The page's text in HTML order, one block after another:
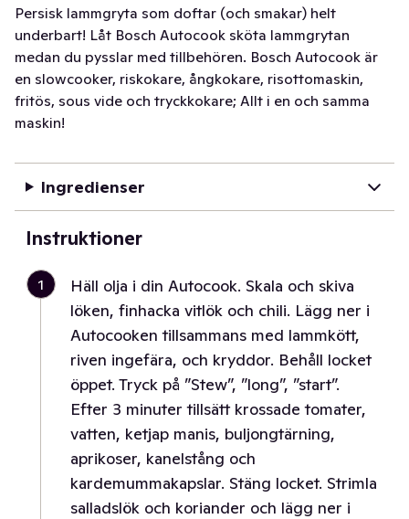
Persisk lammgryta som doftar (och smakar) helt
underbart! Låt Bosch Autocook sköta lammgrytan
medan du pysslar med tillbehören. Bosch Autocook är
en slowcooker, riskokare, ångkokare, risottomaskin,
fritös, sous vide och tryckkokare; Allt i en och samma
maskin!
Ingredienser
Instruktioner
1
Häll olja i din Autocook. Skala och skiva
löken, finhacka vitlök och chili. Lägg ner i
Autocooken tillsammans med lammkött,
riven ingefära, och kryddor. Behåll locket
öppet. Tryck på ”Stew”, ”long”, ”start”.
Efter 3 minuter tillsätt krossade tomater,
vatten, ketjap manis, buljongtärning,
aprikoser, kanelstång och
kardemummakapslar. Stäng locket. Strimla
salladslök och koriander och lägg ner i